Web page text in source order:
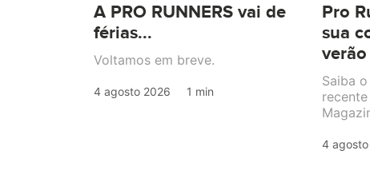
A PRO RUNNERS vai de
férias...
Voltamos em breve.
4 agosto 2026 1 min
Pro
sua
verão
Saiba
4